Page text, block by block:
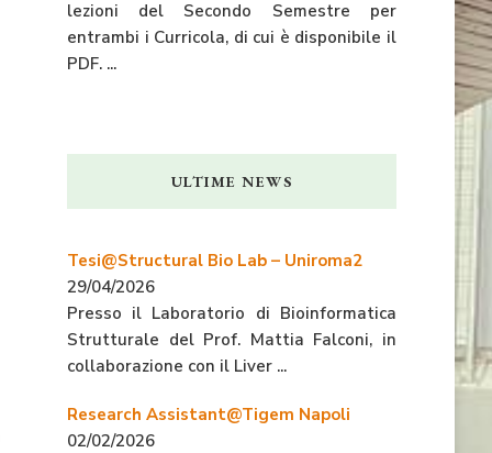
lezioni del Secondo Semestre per
entrambi i Curricola, di cui è disponibile il
PDF. ...
ULTIME NEWS
Tesi@Structural Bio Lab – Uniroma2
29/04/2026
Presso il Laboratorio di Bioinformatica
Strutturale del Prof. Mattia Falconi, in
collaborazione con il Liver ...
Research Assistant@Tigem Napoli
02/02/2026